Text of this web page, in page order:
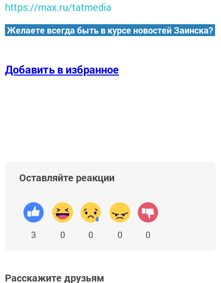
https://max.ru/tatmedia
Желаете всегда быть в курсе новостей Заинска?
Добавить в избранное
Оставляйте реакции
3 0 0 0 0
Расскажите друзьям